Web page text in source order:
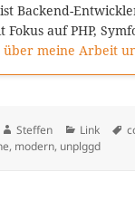
Backend-
Fokus auf PHP,
meine Arbeit
Autor
Steffen Kategorien
Link
, modern, unplggd